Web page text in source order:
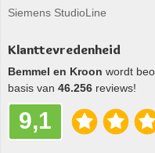
Siemens StudioLine
Klanttevredenheid
Bemmel en Kroon wordt
basis van 46.256 reviews!
9,1